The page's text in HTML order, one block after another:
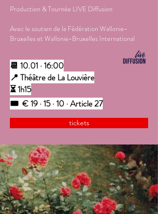
Production & Tournée LIVE Diffusion
Avec le soutien de la Fédération Wallonie-
Bruxelles et Wallonie-Bruxelles International
📆 10.01 · 16:00
📍 Théâtre de La Louvière
⏳ 1h15
🎟️ € 19 · 15 · 10 · Article 27
tickets